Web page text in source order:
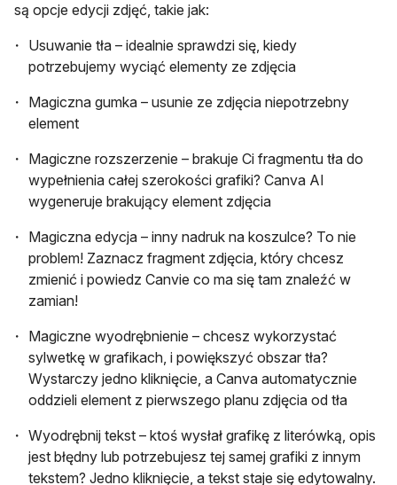
są opcje edycji zdjęć, takie jak:
Usuwanie tła – idealnie sprawdzi się, kiedy
potrzebujemy wyciąć elementy ze zdjęcia
Magiczna gumka – usunie ze zdjęcia niepotrzebny
element
Magiczne rozszerzenie – brakuje Ci fragmentu tła do
wypełnienia całej szerokości grafiki? Canva AI
wygeneruje brakujący element zdjęcia
Magiczna edycja – inny nadruk na koszulce? To nie
problem! Zaznacz fragment zdjęcia, który chcesz
zmienić i powiedz Canvie co ma się tam znaleźć w
zamian!
Magiczne wyodrębnienie – chcesz wykorzystać
sylwetkę w grafikach, i powiększyć obszar tła?
Wystarczy jedno kliknięcie, a Canva automatycznie
oddzieli element z pierwszego planu zdjęcia od tła
Wyodrębnij tekst – ktoś wysłał grafikę z literówką, opis
jest błędny lub potrzebujesz tej samej grafiki z innym
tekstem? Jedno kliknięcie, a tekst staje się edytowalny.